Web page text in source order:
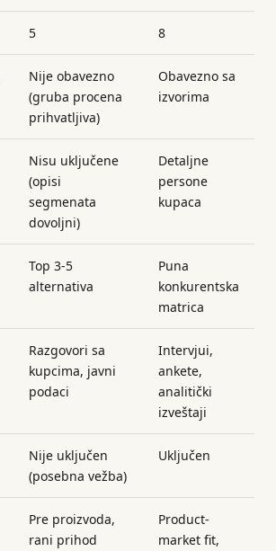
5 8
Nije obavezno
(gruba procena
prihvatljiva)
Obavezno sa
izvorima
Nisu uključene
(opisi
segmenata
dovoljni)
Detaljne
persone
kupaca
Top 3-5
alternativa
Puna
konkurentska
matrica
Razgovori sa
kupcima, javni
podaci
Intervjui,
ankete,
analitički
izveštaji
Nije uključen
(posebna vežba)
Uključen
Pre proizvoda,
rani prihod
Product-
market fit,